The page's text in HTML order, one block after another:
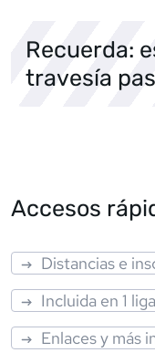
Recuerda:
travesía
Accesos
Distancias e
Incluida en 1 liga
Enlaces y más